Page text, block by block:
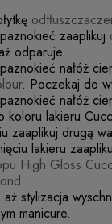
zaaplikuj
odparuje.
nałóż
. Poczekaj do
nałóż
koloru lakieru
zaaplikuj drugą
lakieru
High Gloss
stylizacja
manicure.